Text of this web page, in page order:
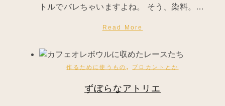
トルでバレちゃいますよね。 そう、染料。…
Read More
作るために使うもの , ブロカントとか
ずぼらなアトリエ